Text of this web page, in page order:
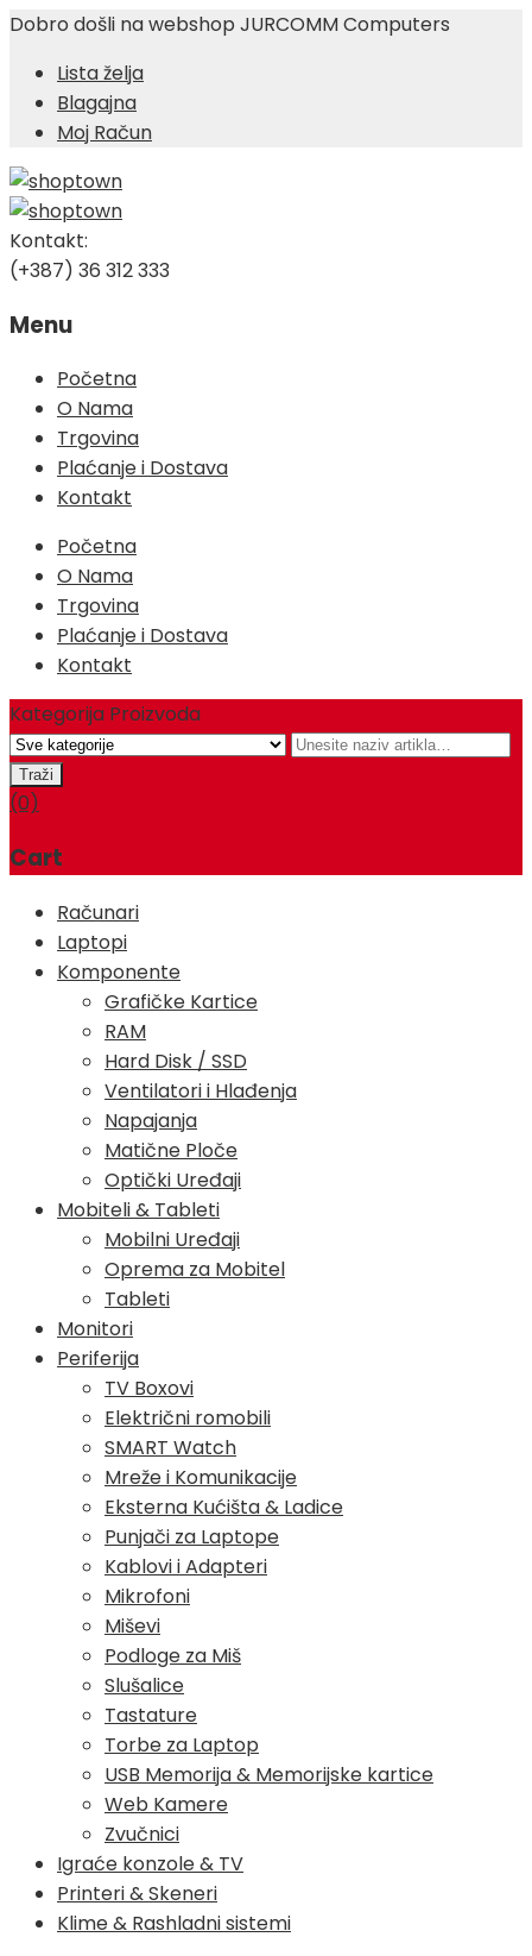
Dobro došli na webshop JURCOMM Computers
Lista želja
Blagajna
Moj Račun
Kontakt:
(+387) 36 312 333
Menu
Skip
content
Početna
O Nama
Trgovina
Plaćanje i Dostava
Kontakt
Početna
O Nama
Trgovina
Plaćanje i Dostava
Kontakt
Kategorija Proizvoda
(0)
Cart
Računari
Laptopi
Komponente
Grafičke Kartice
RAM
Hard Disk / SSD
Ventilatori i Hlađenja
Napajanja
Matične Ploče
Optički Uređaji
Mobiteli & Tableti
Mobilni Uređaji
Oprema za Mobitel
Tableti
Monitori
Periferija
TV Boxovi
Električni romobili
SMART Watch
Mreže i Komunikacije
Eksterna Kućišta & Ladice
Punjači za Laptope
Kablovi i Adapteri
Mikrofoni
Miševi
Podloge za Miš
Slušalice
Tastature
Torbe za Laptop
USB Memorija & Memorijske kartice
Web Kamere
Zvučnici
Igraće konzole & TV
Printeri & Skeneri
Klime & Rashladni sistemi